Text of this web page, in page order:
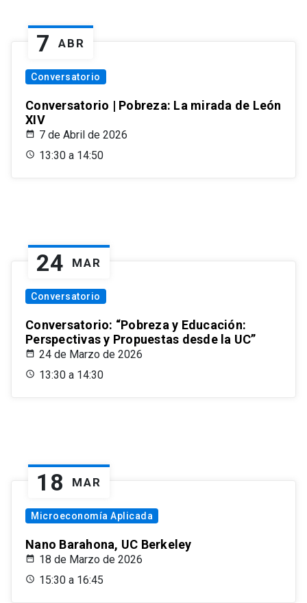
7 ABR
Conversatorio
Conversatorio | Pobreza: La mirada de León
XIV
7 de Abril de 2026
13:30 a 14:50
24 MAR
Conversatorio
Conversatorio: “Pobreza y Educación:
Perspectivas y Propuestas desde la UC”
24 de Marzo de 2026
13:30 a 14:30
18 MAR
Microeconomía Aplicada
Nano Barahona, UC Berkeley
18 de Marzo de 2026
15:30 a 16:45